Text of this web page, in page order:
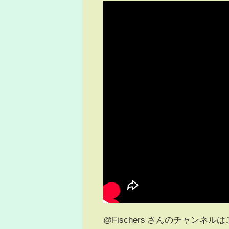
@Fischers さんのチャンネルは